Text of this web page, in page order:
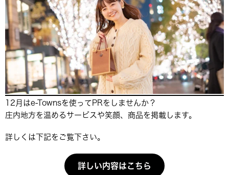
12月はe-Townsを使ってPRをしませんか？
庄内地方を温めるサービスや笑顔、商品を掲載します。
詳しくは下記をご覧下さい。
詳しい内容はこちら